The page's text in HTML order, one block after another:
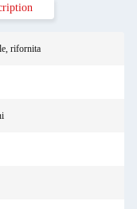
rifornita